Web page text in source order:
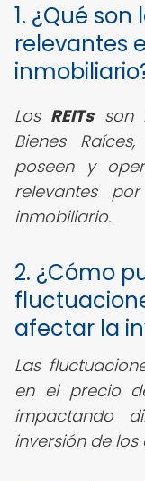
1. ¿Qué son
relevantes
Los REITsson
Bienes
poseen y
relevantes
inmobiliario.
2. ¿Cómo
afectar la
Las
en el precio
impactando
inversión de los